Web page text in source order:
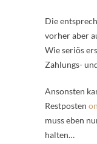
Die
vorher aber
Wie seriös
Zahlungs-
Ansonsten
Restposten
muss eben
halten…